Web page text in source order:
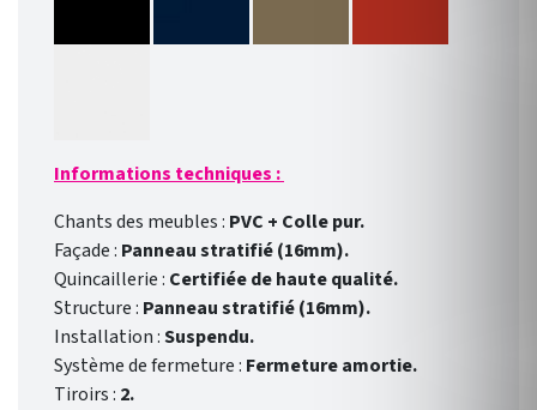
Informations techniques :
Chants des meubles : PVC + Colle pur.
Façade : Panneau stratifié (16mm).
Quincaillerie : Certifiée de haute qualité.
Structure : Panneau stratifié (16mm).
Installation :Suspendu.
Système de fermeture : Fermeture amortie.
Tiroirs : 2.